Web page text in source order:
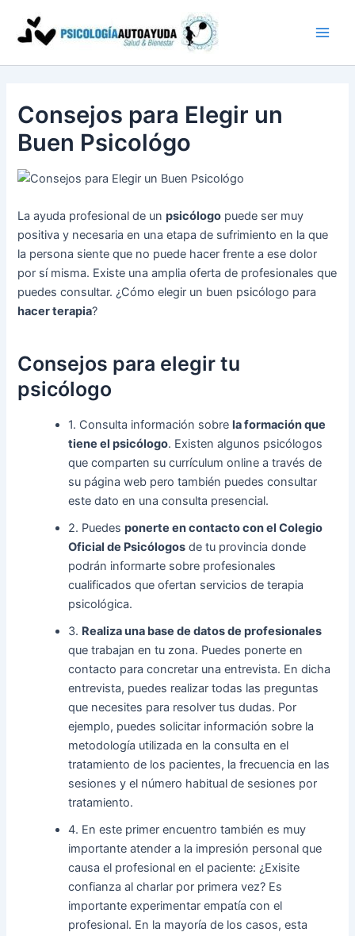
contenido
Consejos para Elegir un
Buen Psicológo
La ayuda profesional de unpsicólogo puede ser muy
positiva y necesaria en una etapa de sufrimiento en la que
la persona siente que no puede hacer frente a ese dolor
por sí misma. Existe una amplia oferta de profesionales que
puedes consultar. ¿Cómo elegir un buen psicólogo para
hacer terapia?
Consejos para elegir tu
psicólogo
1. Consulta información sobrela formación que
tiene el psicólogo. Existen algunos psicólogos
que comparten su currículum online a través de
su página web pero también puedes consultar
este dato en una consulta presencial.
2. Puedesponerte en contacto con el Colegio
Oficial de Psicólogos de tu provincia donde
podrán informarte sobre profesionales
cualificados que ofertan servicios de terapia
psicológica.
3. Realiza una base de datos de profesionales
que trabajan en tu zona. Puedes ponerte en
contacto para concretar una entrevista. En dicha
entrevista, puedes realizar todas las preguntas
que necesites para resolver tus dudas. Por
ejemplo, puedes solicitar información sobre la
metodología utilizada en la consulta en el
tratamiento de los pacientes, la frecuencia en las
sesiones y el número habitual de sesiones por
tratamiento.
4. En este primer encuentro también es muy
importante atender a la impresión personal que
causa el profesional en el paciente: ¿Exisite
confianza al charlar por primera vez? Es
importante experimentar empatía con el
profesional. En la mayoría de los casos, esta